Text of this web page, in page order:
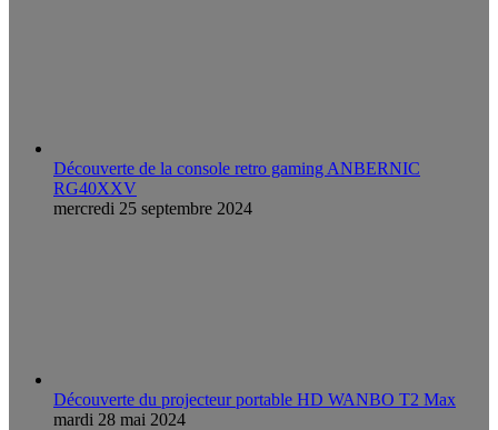
Découverte de la console retro gaming ANBERNIC
RG40XXV
mercredi 25 septembre 2024
Découverte du projecteur portable HD WANBO T2 Max
mardi 28 mai 2024